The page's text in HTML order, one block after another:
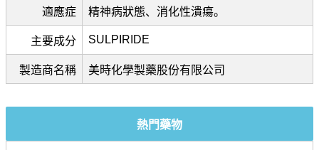
適應症 精神病狀態、消化性潰瘍。
主要成分 SULPIRIDE
製造商名稱 美時化學製藥股份有限公司
熱門藥物